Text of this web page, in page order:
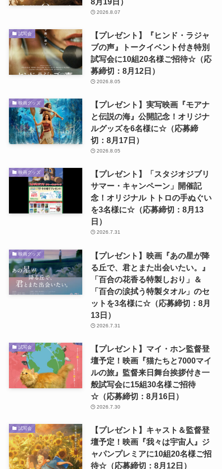
2026.8.07
試写会
【プレゼント】『ヒンド・ラジャ
ブの声』トークイベント付き特別
試写会に10組20名様ご招待☆（応
募締切：8月12日）
2026.8.05
映画グッズ
【プレゼント】実写映画『モアナ
と伝説の海』公開記念！オリジナ
ルグッズを6名様に☆（応募締
切：8月17日）
2026.8.05
映画グッズ
【プレゼント】「スタジオジブリ
サマー・キャンペーン」開催記
念！オリジナル トトロの手ぬぐい
を3名様に☆（応募締切：8月13
日）
2026.7.31
映画グッズ
【プレゼント】映画『あの星が降
る丘で、君とまた出会いたい。』
「百合の花香る特製しおり」＆
「百合の涙拭う特製タオル」のセ
ットを3名様に☆（応募締切：8月
13日）
2026.7.31
試写会
【プレゼント】マイ・ホン監督登
壇予定！映画『猫たちと7000マイ
ルの旅』監督来日舞台挨拶付き一
般試写会に15組30名様ご招待
☆（応募締切：8月16日）
2026.7.30
試写会
【プレゼント】キャスト＆監督登
壇予定！映画『我々は宇宙人』ジ
ャパンプレミアに10組20名様ご招
待☆（応募締切：8月12日）